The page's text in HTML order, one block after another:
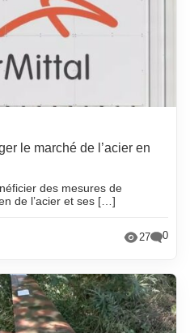
le marché de l’acier en
des mesures de
de l’acier et ses […]
27 0